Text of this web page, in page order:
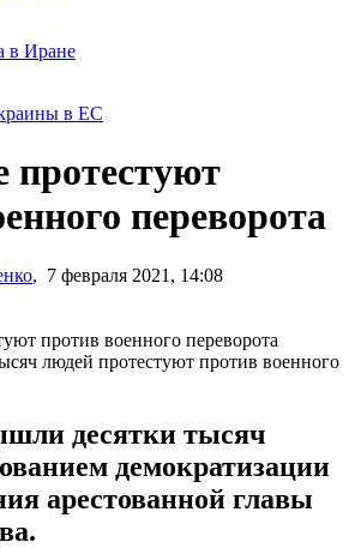
в Иране
в ЕС
переворота
, 7 февраля 2021, 14:08
людей протестуют против военного
десятки тысяч
демократизации
арестованной главы